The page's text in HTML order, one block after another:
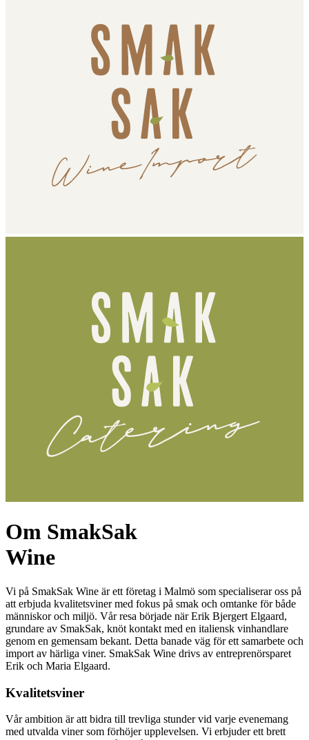
Om SmakSak
Wine
Vi på SmakSak Wine är ett företag i Malmö som specialiserar oss på
att erbjuda kvalitetsviner med fokus på smak och omtanke för både
människor och miljö. Vår resa började när Erik Bjergert Elgaard,
grundare av SmakSak, knöt kontakt med en italiensk vinhandlare
genom en gemensam bekant. Detta banade väg för ett samarbete och
import av härliga viner. SmakSak Wine drivs av entreprenörsparet
Erik och Maria Elgaard.
Kvalitetsviner
Vår ambition är att bidra till trevliga stunder vid varje evenemang
med utvalda viner som förhöjer upplevelsen. Vi erbjuder ett brett